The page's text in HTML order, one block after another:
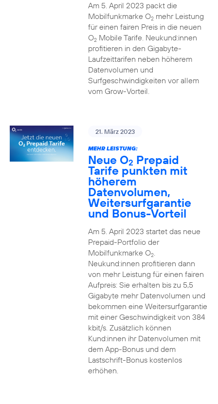
Am 5. April 2023 packt die
Mobilfunkmarke O2mehr Leistung
für einen fairen Preis in die neuen
O2Mobile Tarife. Neukund:innen
profitieren in den Gigabyte-
Laufzeittarifen neben höherem
Datenvolumen und
Surfgeschwindigkeiten vor allem
vom Grow-Vorteil.
21. März 2023
MEHR LEISTUNG:
Neue O2 Prepaid
Tarife punkten mit
höherem
Datenvolumen,
Weitersurfgarantie
und Bonus-Vorteil
Am 5. April 2023 startet das neue
Prepaid-Portfolio der
Mobilfunkmarke O2.
Neukund:innen profitieren dann
von mehr Leistung für einen fairen
Aufpreis: Sie erhalten bis zu 5,5
Gigabyte mehr Datenvolumen und
bekommen eine Weitersurfgarantie
mit einer Geschwindigkeit von 384
kbit/s. Zusätzlich können
Kund:innen ihr Datenvolumen mit
dem App-Bonus und dem
Lastschrift-Bonus kostenlos
erhöhen.